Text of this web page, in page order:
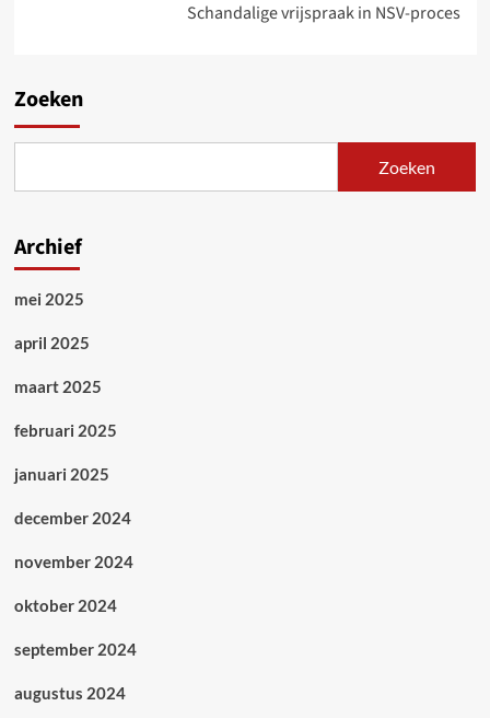
Schandalige vrijspraak in NSV-proces
Zoeken
Zoeken
Archief
mei 2025
april 2025
maart 2025
februari 2025
januari 2025
december 2024
november 2024
oktober 2024
september 2024
augustus 2024